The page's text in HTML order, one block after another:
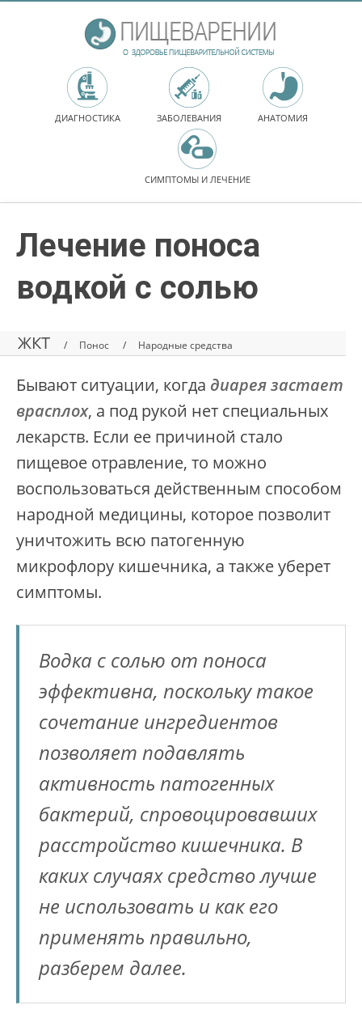
ДИАГНОСТИКА ЗАБОЛЕВАНИЯ АНАТОМИЯ
СИМПТОМЫ И ЛЕЧЕНИЕ
Лечение поноса
водкой с солью
ЖКТ Понос Народные средства
Бывают ситуации, когда диарея застает
врасплох, а под рукой нет специальных
лекарств. Если ее причиной стало
пищевое отравление, то можно
воспользоваться действенным способом
народной медицины, которое позволит
уничтожить всю патогенную
микрофлору кишечника, а также уберет
симптомы.
Водка с солью от поноса
эффективна, поскольку такое
сочетание ингредиентов
позволяет подавлять
активность патогенных
бактерий, спровоцировавших
расстройство кишечника. В
каких случаях средство лучше
не использовать и как его
применять правильно,
разберем далее.